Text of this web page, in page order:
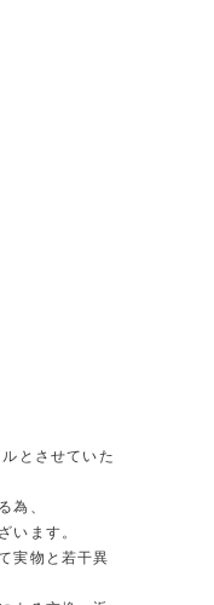
とさせていた
為、
います。
実物と若干異